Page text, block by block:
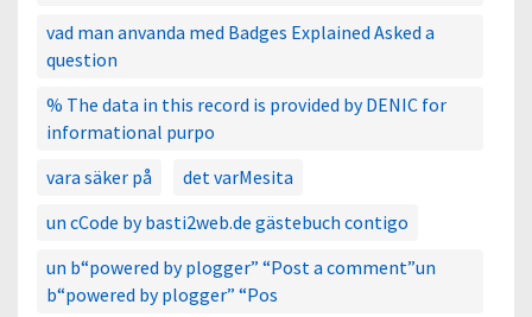
vad man anvanda med Badges Explained Asked a
question
% The data in this record is provided by DENIC for
informational purpo
vara säker på
det varMesita
un cCode by basti2web.de gästebuch contigo
un b“powered by plogger” “Post a comment”un
b“powered by plogger” “Pos